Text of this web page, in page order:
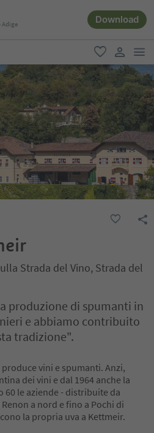
Download
favoriti
user link
Strada del Vino, Strada del
produzione di spumanti in
e abbiamo contribuito
tradizione".
vini e spumanti. Anzi,
dei vini e dal 1964 anche la
60 le aziende - distribuite da
a nord e fino a Pochi di
la propria uva a Kettmeir.